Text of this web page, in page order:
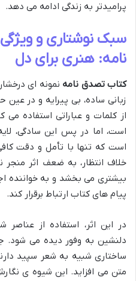
پرامیدتر به زندگی ادامه می دهد.
سبک نوشتاری و
نامه: هنری برای دل
کتاب تصدق نامه نمونه ای
زبانی ساده، بی پیرایه و در
از کلمات و عباراتی استفاده
است، اما در پس این سادگی،
است که تنها با تأمل و دقت
خلاف انتظار، به ضعف اثر
بیشتری می بخشد و به خواننده
پیام های کتاب ارتباط برقرار کند.
در این اثر، استفاده از عناصر
دلنشین به وفور دیده می شود.
ساختاری شبیه به شعر سپید
متن می افزاید. این شیوه ی